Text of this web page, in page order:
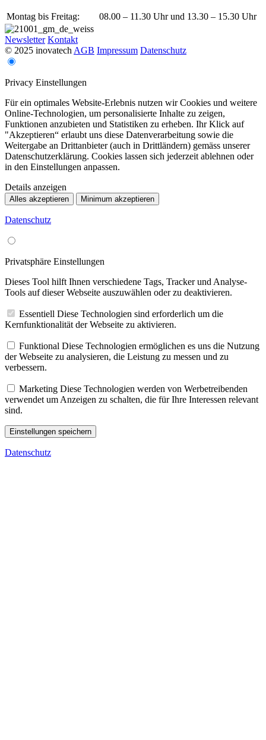
Montag bis Freitag: 08.00 – 11.30 Uhr und 13.30 – 15.30 Uhr
Newsletter Kontakt
© 2025 inovatech AGB Impressum Datenschutz
Privacy Einstellungen
Für ein optimales Website-Erlebnis nutzen wir Cookies und weitere
Online-Technologien, um personalisierte Inhalte zu zeigen,
Funktionen anzubieten und Statistiken zu erheben. Ihr Klick auf
"Akzeptieren“ erlaubt uns diese Datenverarbeitung sowie die
Weitergabe an Drittanbieter (auch in Drittländern) gemäss unserer
Datenschutzerklärung. Cookies lassen sich jederzeit ablehnen oder
in den Einstellungen anpassen.
Details anzeigen
Alles akzeptieren Minimum akzeptieren
Datenschutz
Privatsphäre Einstellungen
Dieses Tool hilft Ihnen verschiedene Tags, Tracker und Analyse-
Tools auf dieser Webseite auszuwählen oder zu deaktivieren.
Essentiell Diese Technologien sind erforderlich um die
Kernfunktionalität der Webseite zu aktivieren.
Funktional Diese Technologien ermöglichen es uns die Nutzung
der Webseite zu analysieren, die Leistung zu messen und zu
verbessern.
Marketing Diese Technologien werden von Werbetreibenden
verwendet um Anzeigen zu schalten, die für Ihre Interessen relevant
sind.
Einstellungen speichern
Datenschutz